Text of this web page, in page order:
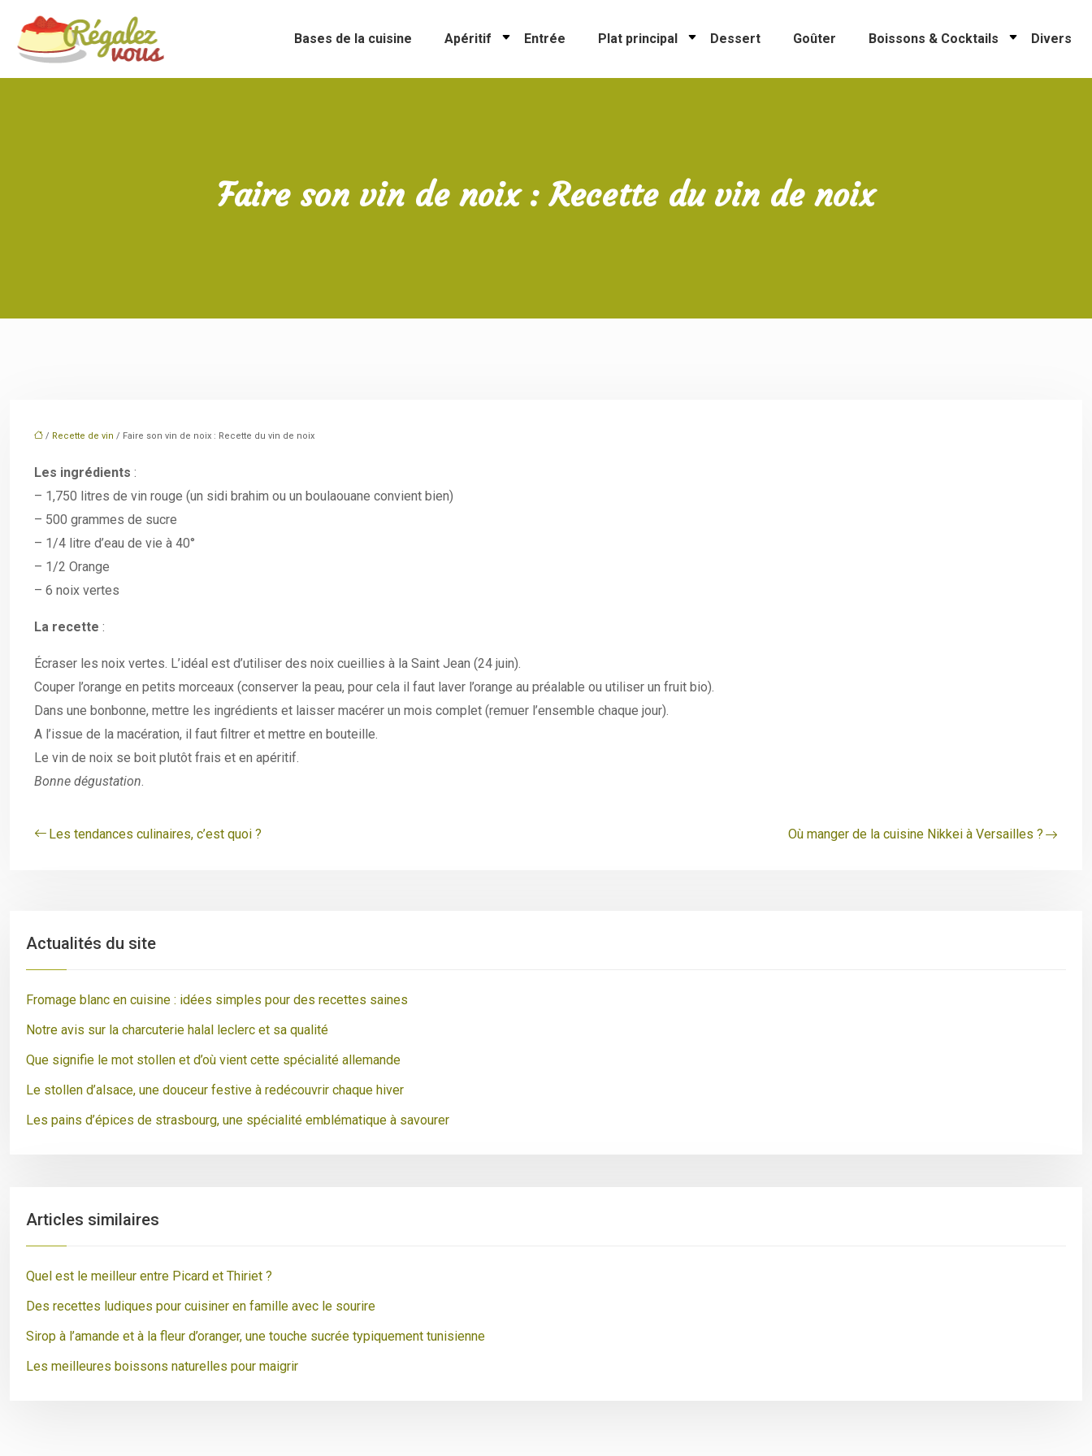
Bases de la cuisine Apéritif Entrée Plat principal Dessert Goûter Boissons & Cocktails Divers
Faire son vin de noix : Recette du vin de noix
/ Recette de vin / Faire son vin de noix : Recette du vin de noix
Les ingrédients :
– 1,750 litres de vin rouge (un sidi brahim ou un boulaouane convient bien)
– 500 grammes de sucre
– 1/4 litre d’eau de vie à 40°
– 1/2 Orange
– 6 noix vertes
La recette :
Écraser les noix vertes. L’idéal est d’utiliser des noix cueillies à la Saint Jean (24 juin).
Couper l’orange en petits morceaux (conserver la peau, pour cela il faut laver l’orange au préalable ou utiliser un fruit bio).
Dans une bonbonne, mettre les ingrédients et laisser macérer un mois complet (remuer l’ensemble chaque jour).
A l’issue de la macération, il faut filtrer et mettre en bouteille.
Le vin de noix se boit plutôt frais et en apéritif.
Bonne dégustation.
Les tendances culinaires, c’est quoi ? Où manger de la cuisine Nikkei à Versailles ?
Actualités du site
Fromage blanc en cuisine : idées simples pour des recettes saines
Notre avis sur la charcuterie halal leclerc et sa qualité
Que signifie le mot stollen et d’où vient cette spécialité allemande
Le stollen d’alsace, une douceur festive à redécouvrir chaque hiver
Les pains d’épices de strasbourg, une spécialité emblématique à savourer
Articles similaires
Quel est le meilleur entre Picard et Thiriet ?
Des recettes ludiques pour cuisiner en famille avec le sourire
Sirop à l’amande et à la fleur d’oranger, une touche sucrée typiquement tunisienne
Les meilleures boissons naturelles pour maigrir